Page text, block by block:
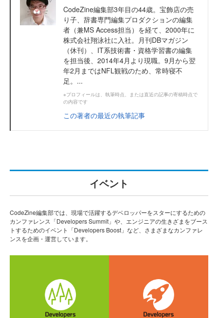
CodeZine編集部3年目の44歳。宝飾店の売
り子、辞書専門編集プロダクションの編集
者（兼MS Access担当）を経て、2000年に
株式会社翔泳社に入社。月刊DBマガジン
（休刊）、IT系技術書・資格学習書の編集
を担当後、2014年4月より現職。9月から翌
年2月まではNFL観戦のため、常時寝不
足。...
※プロフィールは、執筆時点、または直近の記事の寄稿時点で
の内容です
この著者の最近の執筆記事
イベント
CodeZine編集部では、現場で活躍するデベロッパーをスターにするための
カンファレンス「Developers Summit」や、エンジニアの生きざまをブース
トするためのイベント「Developers Boost」など、さまざまなカンファレ
ンスを企画・運営しています。